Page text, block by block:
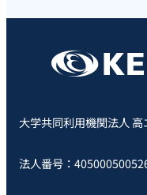
大学共同利用機関法人
法人番号：